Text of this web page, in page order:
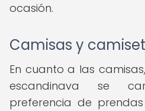
ocasión.
Camisas y
En cuanto a las
escandinava se
preferencia de